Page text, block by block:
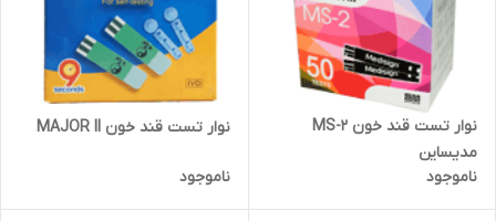
نوار تست قند خون MS-2
مدیساین
ناموجود
نوار تست قند خون MAJOR II
ناموجود